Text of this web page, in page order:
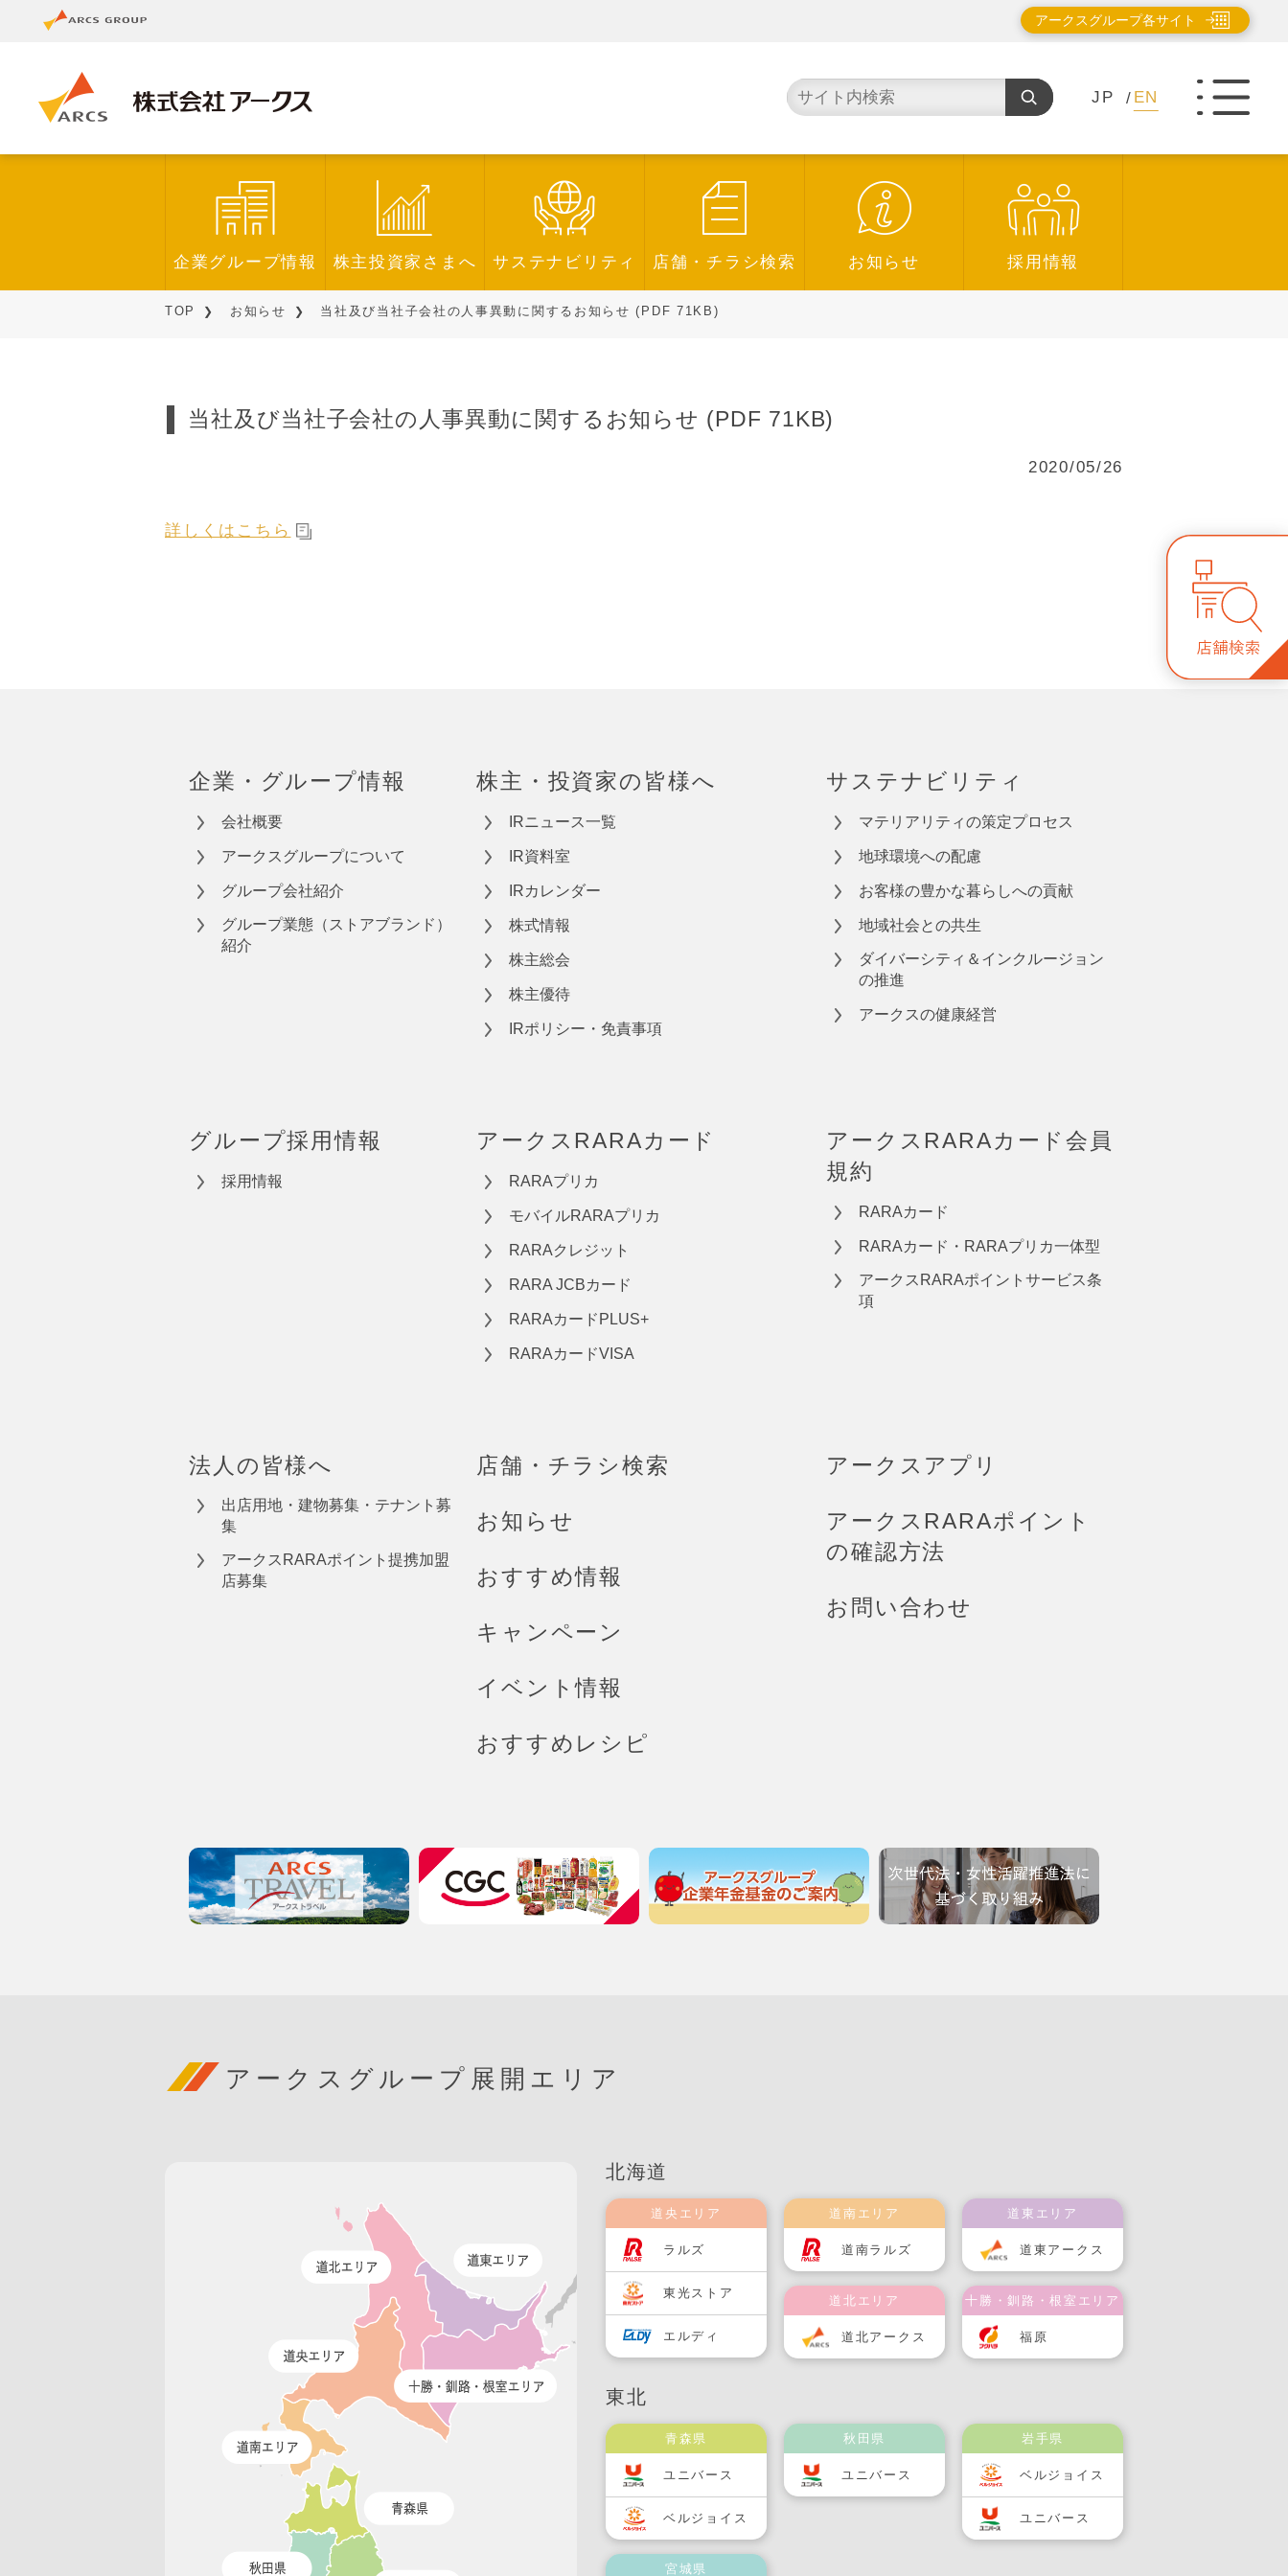
アークスグループ各サイト
JP EN
企業グループ情報 株主投資家さまへ サステナビリティ 店舗・チラシ検索 お知らせ 採用情報
TOP お知らせ 当社及び当社子会社の人事異動に関するお知らせ (PDF 71KB)
当社及び当社子会社の人事異動に関するお知らせ (PDF 71KB)
2020/05/26
詳しくはこちら
企業・グループ情報
会社概要
アークスグループについて
グループ会社紹介
グループ業態（ストアブランド）
紹介
株主・投資家の皆様へ
IRニュース一覧
IR資料室
IRカレンダー
株式情報
株主総会
株主優待
IRポリシー・免責事項
サステナビリティ
マテリアリティの策定プロセス
地球環境への配慮
お客様の豊かな暮らしへの貢献
地域社会との共生
ダイバーシティ＆インクルージョン
の推進
アークスの健康経営
グループ採用情報
採用情報
アークスRARAカード
RARAプリカ
モバイルRARAプリカ
RARAクレジット
RARA JCBカード
RARAカードPLUS+
RARAカードVISA
アークスRARAカード会員
規約
RARAカード
RARAカード・RARAプリカ一体型
アークスRARAポイントサービス条
項
法人の皆様へ
出店用地・建物募集・テナント募
集
アークスRARAポイント提携加盟
店募集
店舗・チラシ検索
お知らせ
おすすめ情報
キャンペーン
イベント情報
おすすめレシピ
アークスアプリ
アークスRARAポイント
の確認方法
お問い合わせ
アークスグループ展開エリア
北海道
道央エリア
ラルズ
東光ストア
エルディ
道南エリア
道南ラルズ
道北エリア
道北アークス
道東エリア
道東アークス
十勝・釧路・根室エリア
福原
東北
青森県
ユニバース
ベルジョイス
秋田県
ユニバース
岩手県
ベルジョイス
ユニバース
宮城県